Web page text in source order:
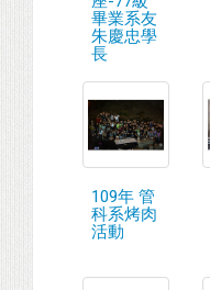
畢業系友
朱慶忠學
長
109年 管
科系烤肉
活動